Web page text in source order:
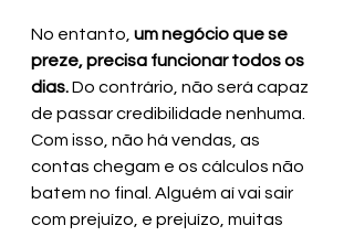
No entanto, um negócio que se
preze, precisa funcionar todos os
dias. Do contrário, não será capaz
de passar credibilidade nenhuma.
Com isso, não há vendas, as
contas chegam e os cálculos não
batem no final. Alguém aí vai sair
com prejuízo, e prejuízo, muitas